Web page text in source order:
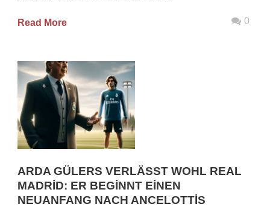
Read More 0
ARDA GÜLERS VERLÄSST WOHL REAL
MADRID: ER BEGINNT EINEN
NEUANFANG NACH ANCELOTTIS